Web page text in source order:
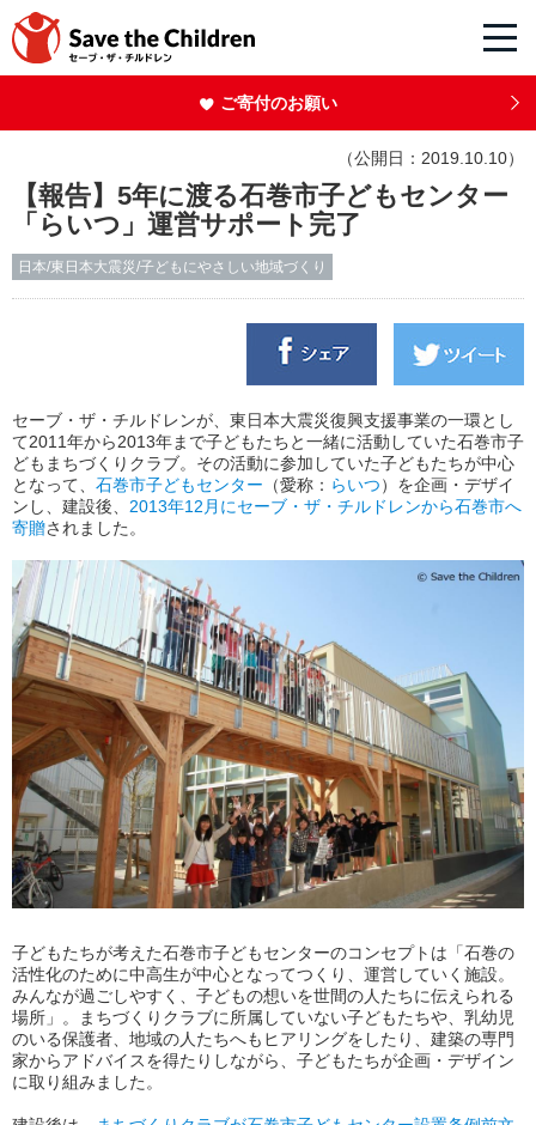
ご寄付のお願い
（公開日：2019.10.10）
【報告】5年に渡る石巻市子どもセンター
「らいつ」運営サポート完了
日本/東日本大震災/子どもにやさしい地域づくり
セーブ・ザ・チルドレンが、東日本大震災復興支援事業の一環とし
て2011年から2013年まで子どもたちと一緒に活動していた石巻市子
どもまちづくりクラブ。その活動に参加していた子どもたちが中心
となって、 石巻市子どもセンター （愛称： らいつ）を企画・デザイ
ンし、建設後、 2013年12月にセーブ・ザ・チルドレンから石巻市へ
寄贈されました。
子どもたちが考えた石巻市子どもセンターのコンセプトは「石巻の
活性化のために中高生が中心となってつくり、運営していく施設。
みんなが過ごしやすく、子どもの想いを世間の人たちに伝えられる
場所」。まちづくりクラブに所属していない子どもたちや、乳幼児
のいる保護者、地域の人たちへもヒアリングをしたり、建築の専門
家からアドバイスを得たりしながら、子どもたちが企画・デザイン
に取り組みました。